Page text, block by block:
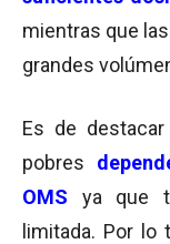
mientras que
grandes
Es de
pobres
OMS ya que
limitada. Por lo